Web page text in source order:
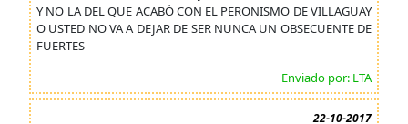
Y NO LA DEL QUE ACABÓ CON EL PERONISMO DE VILLAGUAY
O USTED NO VA A DEJAR DE SER NUNCA UN OBSECUENTE DE
FUERTES
Enviado por: LTA
22-10-2017